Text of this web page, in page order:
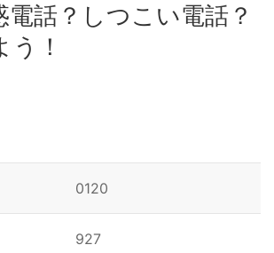
電話？しつこい電話？
！
0120
927